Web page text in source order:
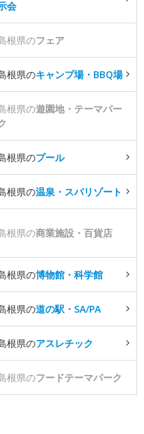
会
根県のフェア
根県のキャンプ場・BBQ場
根県の遊園地・テーマパー
根県のプール
根県の温泉・スパリゾート
根県の商業施設・百貨店
根県の博物館・科学館
根県の道の駅・SA/PA
根県のアスレチック
根県のフードテーマパーク